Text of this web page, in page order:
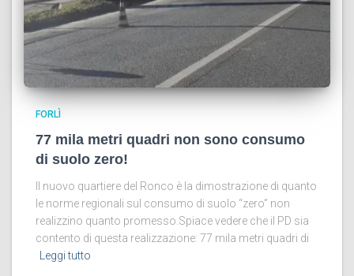
FORLÌ
77 mila metri quadri non sono consumo
di suolo zero!
Il nuovo quartiere del Ronco è la dimostrazione di quanto
le norme regionali sul consumo di suolo “zero” non
realizzino quanto promesso.Spiace vedere che il PD sia
contento di questa realizzazione: 77 mila metri quadri di
Leggi tutto